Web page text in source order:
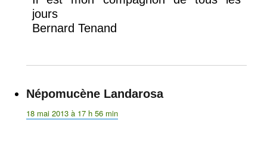
jours
Bernard Tenand
Népomucène Landarosadit :
18 mai 2013 à 17 h 56 min